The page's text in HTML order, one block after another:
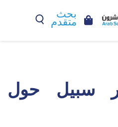
بحث
متقدم
سبيل حول